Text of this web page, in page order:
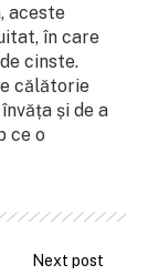
aceste
în care
cinste.
călătorie
și de a
ce o
Next post